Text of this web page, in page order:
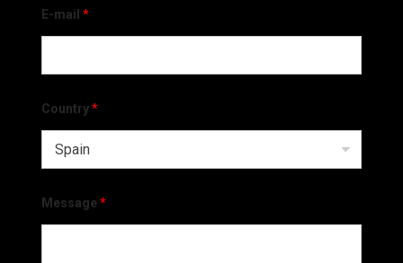
E-mail *
Country*
Message *